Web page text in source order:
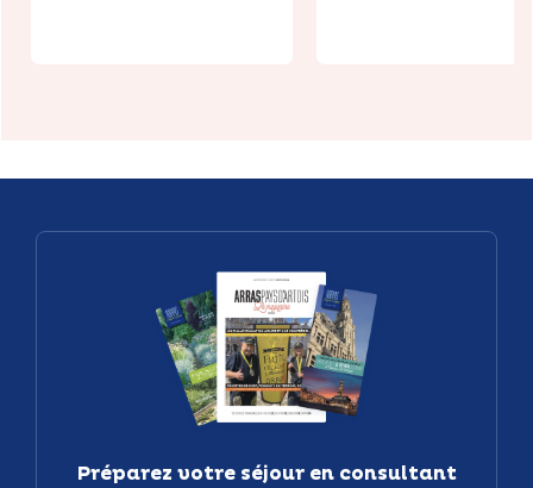
Préparez votre séjour en consultant